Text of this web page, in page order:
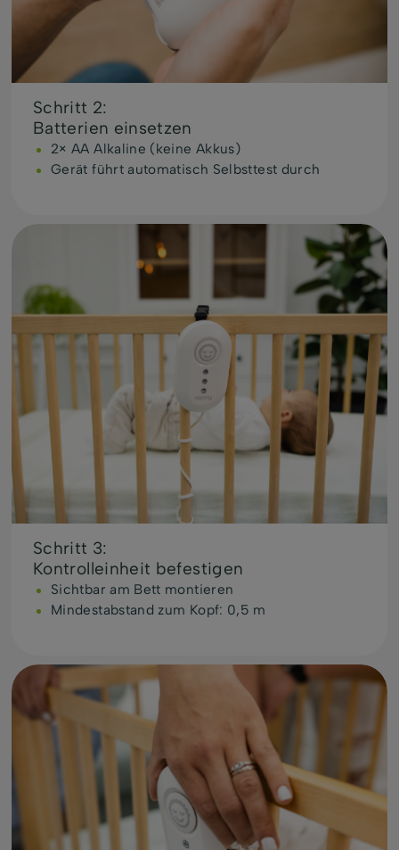
Schritt 2:
Batterien einsetzen
2× AA Alkaline (keine Akkus)
Gerät führt automatisch Selbsttest durch
Schritt 3:
Kontrolleinheit befestigen
Sichtbar am Bett montieren
Mindestabstand zum Kopf: 0,5 m